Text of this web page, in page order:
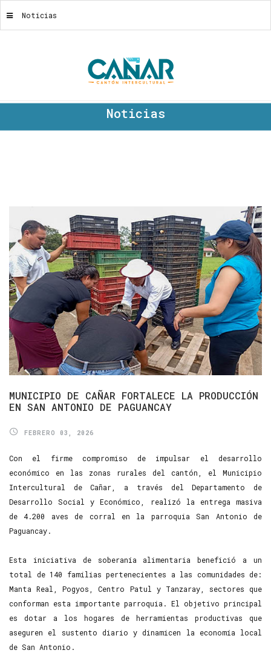
Noticias
Noticias
MUNICIPIO DE CAÑAR FORTALECE LA PRODUCCIÓN
EN SAN ANTONIO DE PAGUANCAY
FEBRERO 03, 2026
Con el firme compromiso de impulsar el desarrollo
económico en las zonas rurales del cantón, el Municipio
Intercultural de Cañar, a través del Departamento de
Desarrollo Social y Económico, realizó la entrega masiva
de 4.200 aves de corral en la parroquia San Antonio de
Paguancay.
Esta iniciativa de soberanía alimentaria benefició a un
total de 140 familias pertenecientes a las comunidades de:
Manta Real, Pogyos, Centro Patul y Tanzaray, sectores que
conforman esta importante parroquia. El objetivo principal
es dotar a los hogares de herramientas productivas que
aseguren el sustento diario y dinamicen la economía local
de San Antonio.